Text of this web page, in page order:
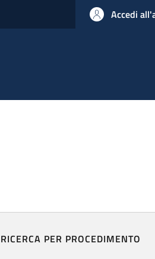
Accedi
RICERCA PER PROCEDIMENTO